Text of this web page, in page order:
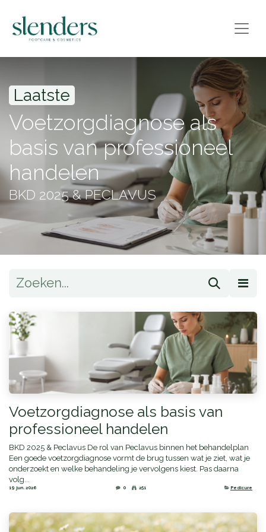
Laatste
Voetzorgdiagnose als
basis van professioneel
handelen
BKD 2025 & PECLAVUS
Voetzorgdiagnose als basis van
professioneel handelen
BKD 2025 & Peclavus De rol van Peclavus binnen het behandelplan
Een goede voetzorgdiagnose vormt de brug tussen wat je ziet, wat je
onderzoekt en welke behandeling je vervolgens kiest. Pas daarna
volg...
19 jun. 2026 0 251 Pedicure